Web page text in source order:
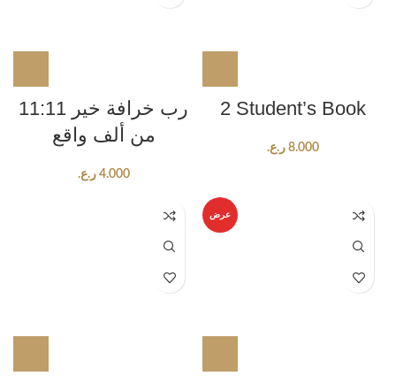
11:11 رب خرافة خير
من ألف واقع
4.000 ر.ع.
2 Student’s Book
8.000 ر.ع.
عرض